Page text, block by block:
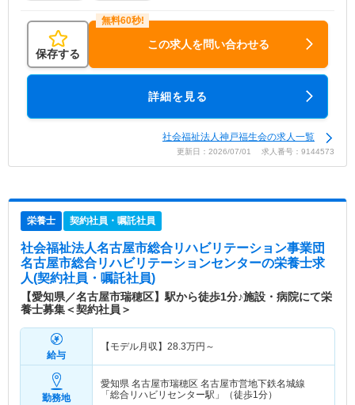
保存する
この求人を問い合わせる
詳細を見る
社会福祉法人神戸福生会の求人一覧
更新日：2026/07/01 求人番号：9144573
栄養士 契約社員・嘱託社員
社会福祉法人名古屋市総合リハビリテーション事業団
名古屋市総合リハビリテーションセンターの栄養士求
人(契約社員・嘱託社員)
【愛知県／名古屋市瑞穂区】駅から徒歩1分♪施設・病院にて栄
養士募集＜契約社員＞
給与
【モデル月収】 28.3万円～
勤務地
愛知県 名古屋市瑞穂区 名古屋市営地下鉄名城線
「総合リハビリセンター駅」（徒歩1分）